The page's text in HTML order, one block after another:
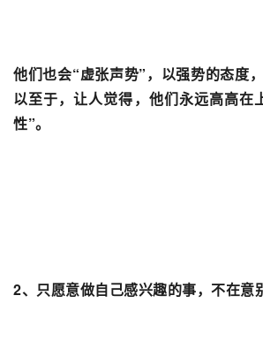
他们也会“虚张声势”，以强势的态度
以至于，让人觉得，他们永远高高在
性”。
2、只愿意做自己感兴趣的事，不在意